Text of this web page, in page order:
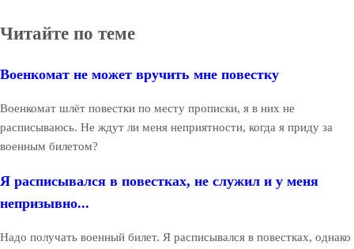
Читайте по теме
Военкомат не может вручить мне повестку
Военкомат шлёт повестки по месту прописки, я в них не
расписываюсь. Не ждут ли меня неприятности, когда я приду за
военным билетом?
Я расписывался в повестках, не служил и у меня
непризывно...
Надо получать военный билет. Я расписывался в повестках, однако